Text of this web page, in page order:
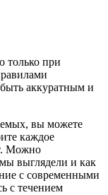
только при
аккуратным и
вы можете
каждое
Можно
выглядели и как
с современными
с течением